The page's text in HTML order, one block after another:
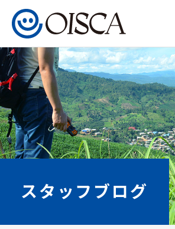
スタッフブログ